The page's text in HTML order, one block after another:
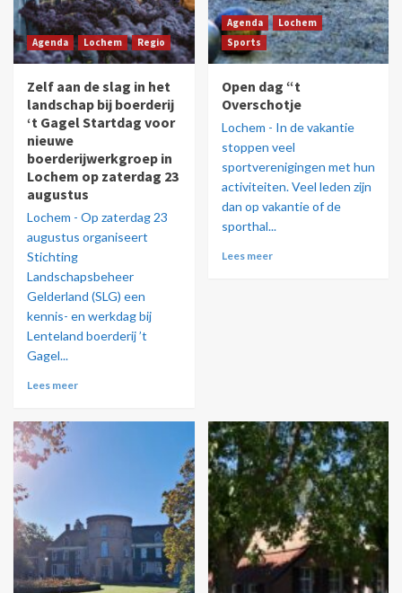
Agenda Lochem Regio
Zelf aan de slag in het
landschap bij boerderij
‘t Gagel Startdag voor
nieuwe
boerderijwerkgroep in
Lochem op zaterdag 23
augustus
Lochem - Op zaterdag 23
augustus organiseert
Stichting
Landschapsbeheer
Gelderland (SLG) een
kennis- en werkdag bij
Lenteland boerderij ’t
Gagel...
Lees meer
Agenda
Lochem
Sports
Open dag “t
Overschotje
Lochem - In de vakantie
stoppen veel
sportverenigingen met hun
activiteiten. Veel leden zijn
dan op vakantie of de
sporthal...
Lees meer